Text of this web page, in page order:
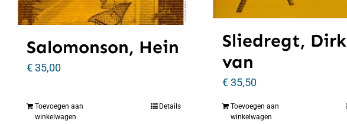
Salomonson, Hein
€35,00
Toevoegen aan
winkelwagen
Details
Sliedregt, Dirk
van
€35,50
Toevoegen aan
winkelwagen